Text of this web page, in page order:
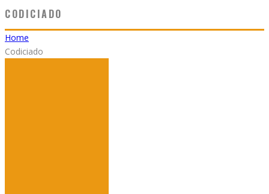
CODICIADO
Home
Codiciado